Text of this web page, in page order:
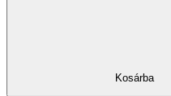
Kosárba